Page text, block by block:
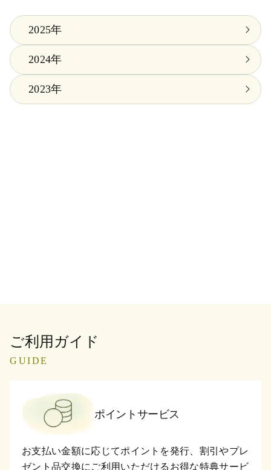
2025年
2024年
2023年
ご利用ガイド
GUIDE
ポイントサービス
お支払い金額に応じてポイントを発行、割引やプレ
ゼント品交換にご利用いただけるお得な特典サービ